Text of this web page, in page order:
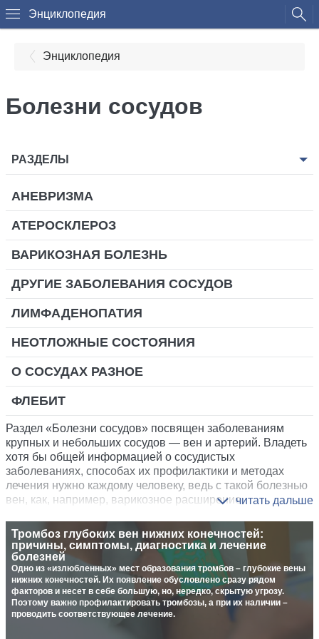
Энциклопедия
Энциклопедия
Болезни сосудов
РАЗДЕЛЫ
АНЕВРИЗМА
АТЕРОСКЛЕРОЗ
ВАРИКОЗНАЯ БОЛЕЗНЬ
ДРУГИЕ ЗАБОЛЕВАНИЯ СОСУДОВ
ЛИМФАДЕНОПАТИЯ
НЕОТЛОЖНЫЕ СОСТОЯНИЯ
О СОСУДАХ РАЗНОЕ
ФЛЕБИТ
Раздел «Болезни сосудов» посвящен заболеваниям
крупных и небольших сосудов — вен и артерий. Владеть
хотя бы общей информацией о сосудистых
заболеваниях, способах их профилактики и методах
лечения нужно каждому человеку, ведь с такой болезнью
вен, как, например, варикозное расширение,
Этими проблемами занимаются в рамках специальности
под названием ангиология (от греч. angeīon — «сосуд»; и
logos — «учение, наука»). В США эту дисциплину чаще
называют сосудистой (васкулярной) медициной.
Ангиологии изучают способы профилактики, диагностики
и лечения болезней артерий, вен и лимфатической
С наступлением лета все больше хочется в отпуск и, разумеется,
важно хорошо себя чувствовать и выглядеть.
Тромбоз глубоких вен нижних конечностей:
причины, симптомы, диагностика и лечение
болезней
Одно из «излюбленных» мест образования тромбов – глубокие вены
нижних конечностей. Их появление обусловлено сразу рядом
факторов и несет в себе большую, но, нередко, скрытую угрозу.
Поэтому важно профилактировать тромбозы, а при их наличии –
проводить соответствующее лечение.
Вязкость крови — один из важных ее показателей, который
значительно влияет на здоровье человека. Если кровь становится
более густой, увеличивается ее свертываемость, повышается риск
образования тромбов в сосудах, внутренних кровотечений.
Последствием может стать атеросклероз, тромбофлебит, тромбоз,
варикоз, инфаркт миокарда, инсульт. Для нормализации этого
Это заболевание связано с образованием на стенках
крупных и средних сосудов холестериновых отложений.
Сосудистые бляшки затрудняют кровоток и препятствуют
нормальному кровоснабжению нижних конечностей. Это
хроническая патология, которая чаще всего встречается у
курящих мужчин старше 40 лет. Рассказываем, как
проявляется болезнь, что к ней приводит и как ее избежать.